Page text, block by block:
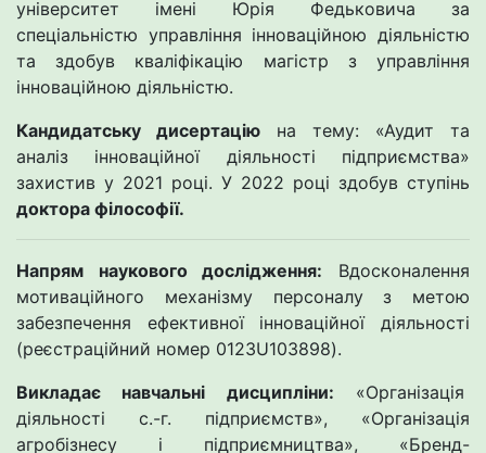
університет імені Юрія Федьковича за
спеціальністю управління інноваційною діяльністю
та здобув кваліфікацію магістр з управління
інноваційною діяльністю.
Кандидатську дисертацію на тему: «Аудит та
аналіз інноваційної діяльності підприємства»
захистив у 2021 році. У 2022 році здобув ступінь
доктора філософії.
Напрям наукового дослідження: Вдосконалення
мотиваційного механізму персоналу з метою
забезпечення ефективної інноваційної діяльності
(реєстраційний номер 0123U103898).
Викладає навчальні дисципліни: «Організація
діяльності с.-г. підприємств», «Організація
агробізнесу і підприємництва», «Бренд-